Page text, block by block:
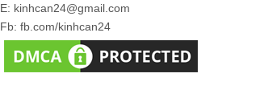
E: kinhcan24@gmail.com
Fb: fb.com/kinhcan24